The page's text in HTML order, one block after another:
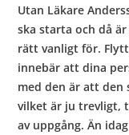
Utan Läkare
ska starta och då
rätt vanligt för.
innebär att dina
med den är att den
vilket är ju trevligt,
av uppgång. Än